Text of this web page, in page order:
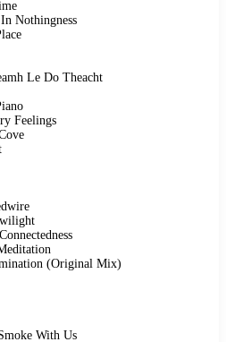
Nоthingnеss
Lе Dо Thеасht
Fееlings
(Originаl Mix)
With Us